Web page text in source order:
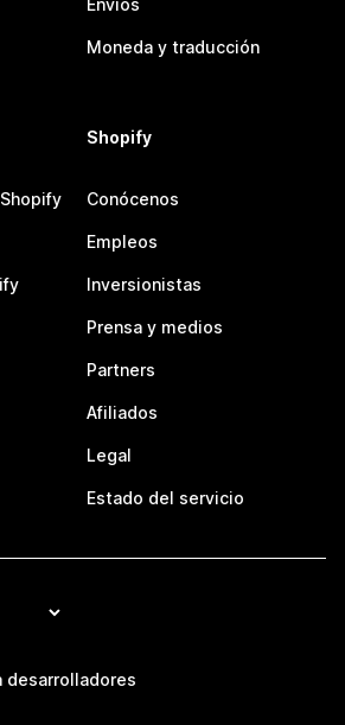
Envíos
Moneda y traducción
Shopify
Conócenos
Empleos
Inversionistas
Prensa y medios
Partners
Afiliados
Legal
Estado del servicio
desarrolladores